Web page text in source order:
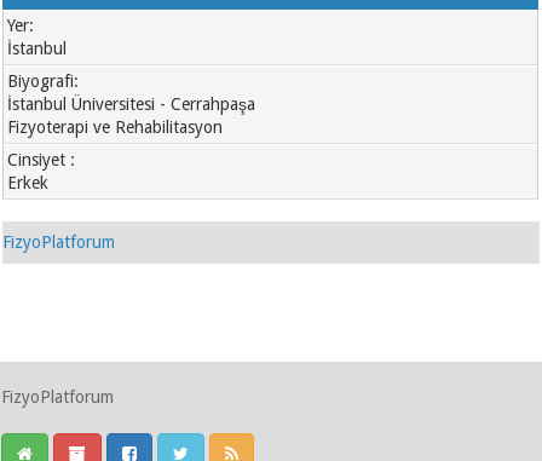
Yer:
İstanbul
Biyografi:
İstanbul Üniversitesi - Cerrahpaşa
Fizyoterapi ve Rehabilitasyon
Cinsiyet :
Erkek
FizyoPlatforum
FizyoPlatforum